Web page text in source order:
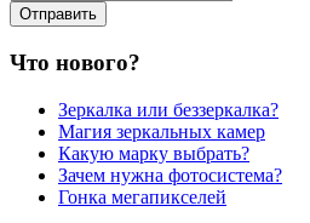
Что нового?
Зеркалка или беззеркалка?
Магия зеркальных камер
Какую марку выбрать?
Зачем нужна фотосистема?
Гонка мегапикселей